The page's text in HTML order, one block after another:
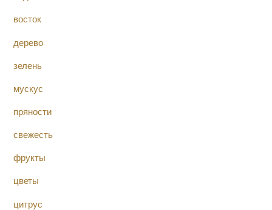
восток
дерево
зелень
мускус
пряности
свежесть
фрукты
цветы
цитрус